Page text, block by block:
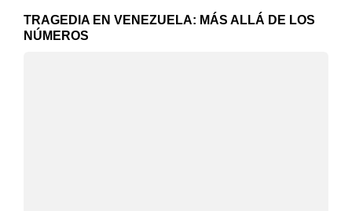
TRAGEDIA EN VENEZUELA: MÁS ALLÁ DE LOS
NÚMEROS